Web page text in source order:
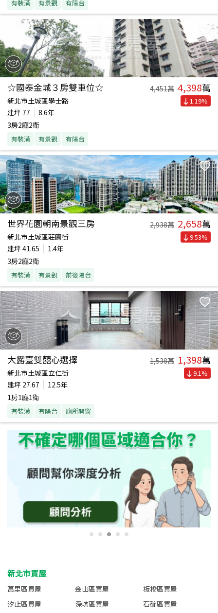
有裝潢 有景觀 有陽台
☆國泰金城３房雙車位☆ 4,451萬 4,398萬
新北市土城區學士路
建坪 77
8.6年
3房2廳2衛
有裝潢 有景觀 有陽台
1.19%
世界花園朝南景觀三房 2,938萬 2,658萬
新北市土城區莊園街
建坪 41.65
1.4年
3房2廳2衛
有裝潢 有景觀 前後陽台
9.53%
大露臺雙囍心選擇 1,538萬 1,398萬
新北市土城區立仁街
建坪 27.67
12.5年
1房1廳1衛
有裝潢 有陽台 廁所開窗
9.1%
新北市買屋
萬里區買屋 金山區買屋
板橋區買屋
汐止區買屋
深坑區買屋
石碇區買屋